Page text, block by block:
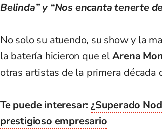
Belinda” y “Nos encanta tenerte
No solo su atuendo, su show y la
la batería hicieron que elArena
otras artistas de la primera década
Te puede interesar:¿Superado
prestigioso empresario